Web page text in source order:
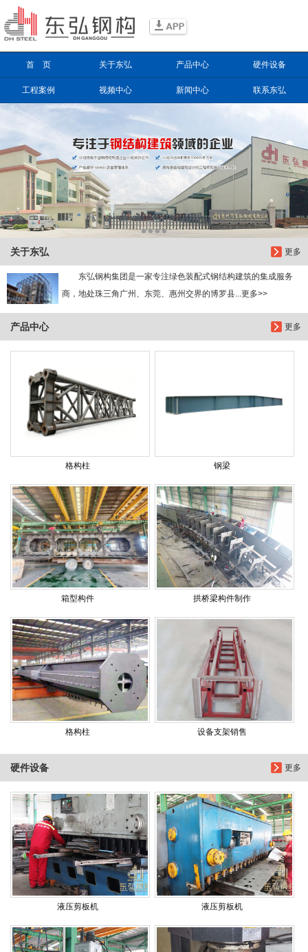
首 页 关于东弘 产品中心 硬件设备
工程案例 视频中心 新闻中心 联系东弘
更多
关于东弘
东弘钢构集团是一家专注绿色装配式钢结构建筑的集成服务
商，地处珠三角广州、东莞、惠州交界的博罗县...更多>>
更多
产品中心
格构柱 钢梁
箱型构件 拱桥梁构件制作
格构柱 设备支架销售
更多
硬件设备
液压剪板机 液压剪板机
信息搜索